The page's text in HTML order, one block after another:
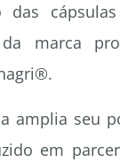
marca
amplia seu
em